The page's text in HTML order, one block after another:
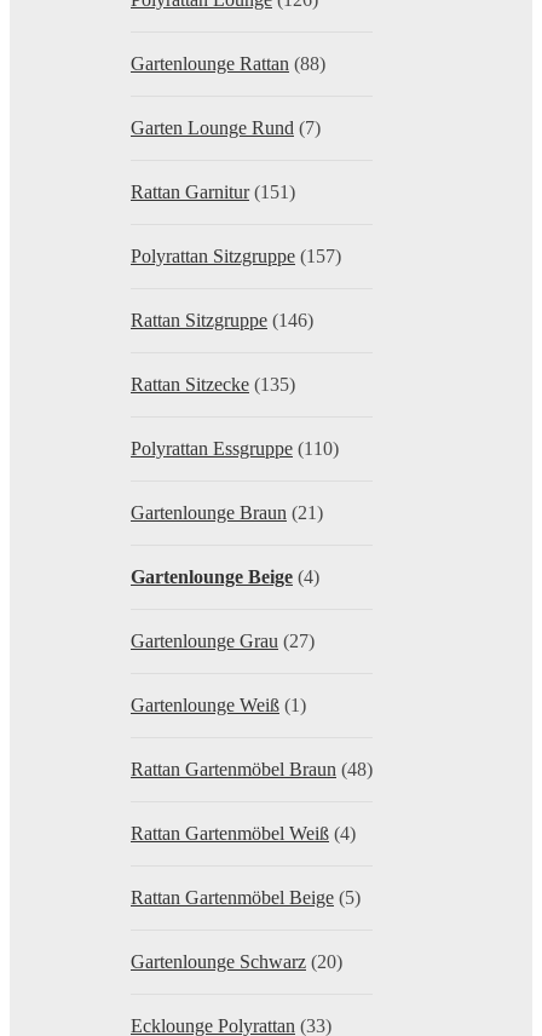
Gartenlounge Rattan (88)
Garten Lounge Rund (7)
Rattan Garnitur (151)
Polyrattan Sitzgruppe (157)
Rattan Sitzgruppe (146)
Rattan Sitzecke (135)
Polyrattan Essgruppe (110)
Gartenlounge Braun (21)
Gartenlounge Beige (4)
Gartenlounge Grau (27)
Gartenlounge Weiß (1)
Rattan Gartenmöbel Braun (48)
Rattan Gartenmöbel Weiß (4)
Rattan Gartenmöbel Beige (5)
Gartenlounge Schwarz (20)
Ecklounge Polyrattan (33)